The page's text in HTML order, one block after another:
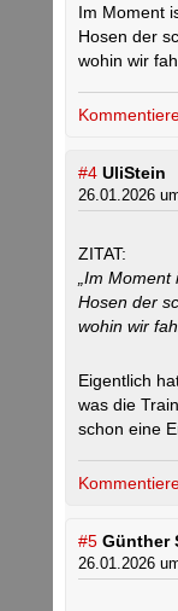
Im Moment
Hosen der
wohin wir
#4 UliStein
26.01.2026
ZITAT:
„Im
Hosen der
wohin wir
Eigentlich
was die
schon eine
#5 Günther
26.01.2026